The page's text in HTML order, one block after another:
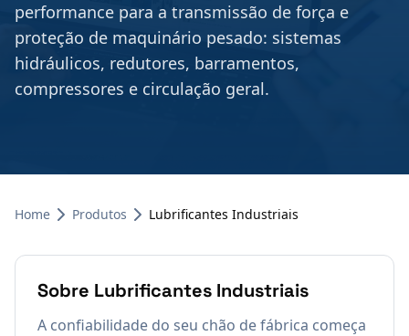
performance para a transmissão de força e
proteção de maquinário pesado: sistemas
hidráulicos, redutores, barramentos,
compressores e circulação geral.
Home Produtos Lubrificantes Industriais
Sobre Lubrificantes Industriais
A confiabilidade do seu chão de fábrica começa